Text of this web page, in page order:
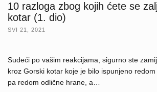
10 razloga zbog kojih ćete se
kotar (1. dio)
SVI 21, 2021
Sudeći po vašim reakcijama, sigurno ste
kroz Gorski kotar koje je bilo ispunjeno
pa redom odlične hrane, a…